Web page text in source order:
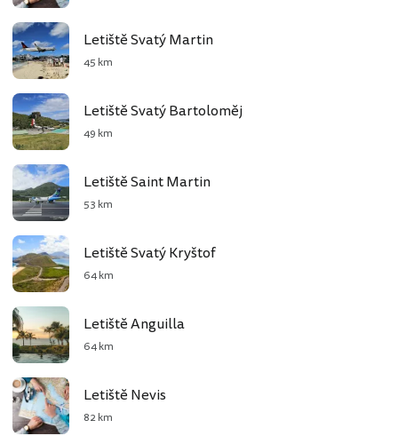
Letiště Svatý Martin
45 km
Letiště Svatý Bartoloměj
49 km
Letiště Saint Martin
53 km
Letiště Svatý Kryštof
64 km
Letiště Anguilla
64 km
Letiště Nevis
82 km